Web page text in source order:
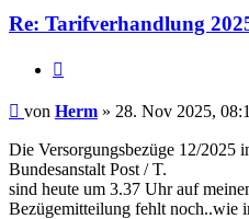
Re: Tarifverhandlung
Beitrag
von Herm » 28. Nov 2025,
Die Versorgungsbezüge 12/2025
Bundesanstalt Post / T.
sind heute um 3.37 Uhr auf
Bezügemitteilung fehlt noch..wie